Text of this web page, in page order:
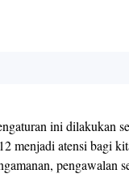
ini dilakukan
menjadi atensi bagi
pengawalan